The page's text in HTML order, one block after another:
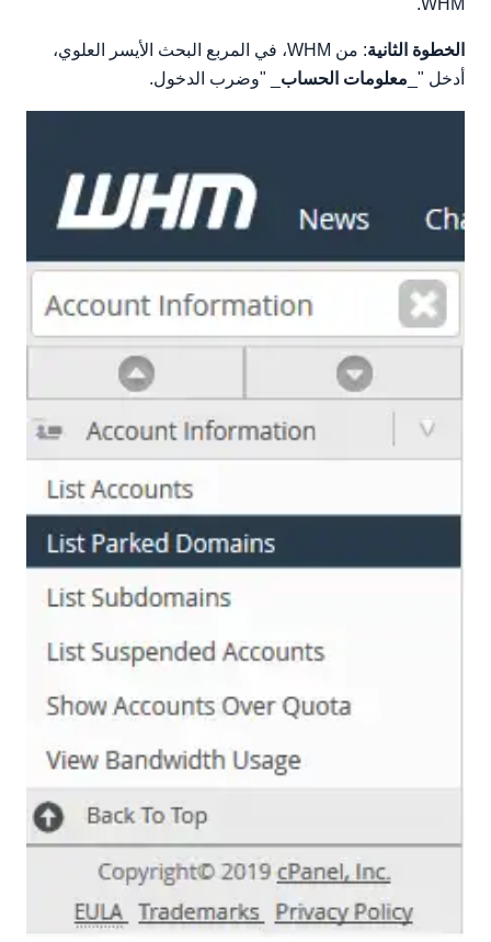
WHM.
الخطوة الثانية
: من WHM، في المربع البحث الأيسر العلوي،
أدخل "_ معلومات الحساب _ "وضرب الدخول.